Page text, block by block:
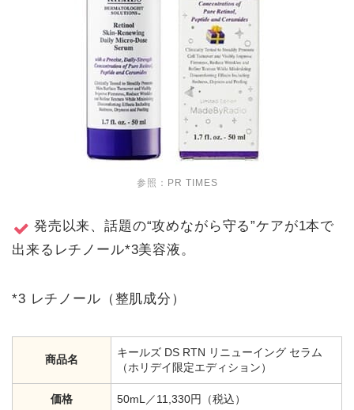
参照： PR TIMES
発売以来、話題の“攻めながら守る”ケアが1本で
出来るレチノール*3美容液。
*3 レチノール（整肌成分）
商品名
キールズ DS RTN リニューイング セラム
（ホリデイ限定エディション）
価格 50mL／11,330円（税込）